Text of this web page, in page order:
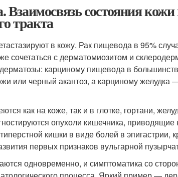
состояния
тракта
в кожу. Рак пищевода в 95%
сочетаться с дерматомиозитом и
карциному пищевода в
или черный акантоз, а карциному желудка
как на коже, так и в глотке, гортани,
опухоли кишечника,
кишки в виде болей в эпигастрии,
первых признаков вульгарной
одновременно, и симптоматика со